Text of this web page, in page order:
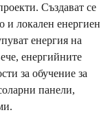
Създават се
и локален енергиен
енергия на
енергийните
за обучение за
панели,